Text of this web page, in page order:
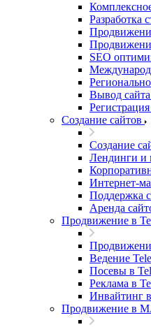
Разработка
SEO
Вывод
Создание сайтов
Создание
Лендинги и
Интернет-
Поддержка
Аренда
Продвижение в
Ведение
Посевы в
Реклама в
Инвайтинг
Продвижение в